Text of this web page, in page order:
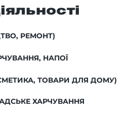
РЕМОНТ)
НАПОЇ
ТОВАРИ ДЛЯ ДОМУ)
ХАРЧУВАННЯ